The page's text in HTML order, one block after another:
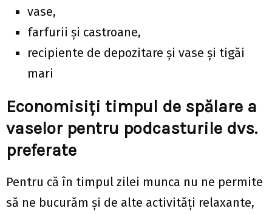
vase,
farfurii și castroane,
recipiente de depozitare și vase și tigăi
mari
Economisiți timpul de spălare a
vaselor pentru podcasturile dvs.
preferate
Pentru că în timpul zilei munca nu ne permite
să ne bucurăm și de alte activități relaxante,